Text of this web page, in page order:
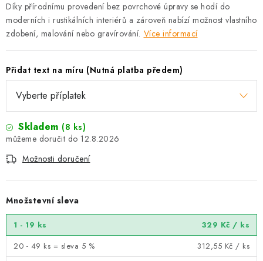
Díky přírodnímu provedení bez povrchové úpravy se hodí do
moderních i rustikálních interiérů a zároveň nabízí možnost vlastního
zdobení, malování nebo gravírování. Více informací
Přidat text na míru (Nutná platba předem)
Skladem (8 ks)
12.8.2026
Možnosti doručení
Množstevní sleva
1 - 19 ks 329 Kč / ks
20 - 49 ks = sleva 5 %
312,55 Kč / ks